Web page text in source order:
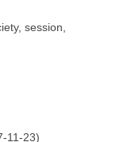
session,
11-23)